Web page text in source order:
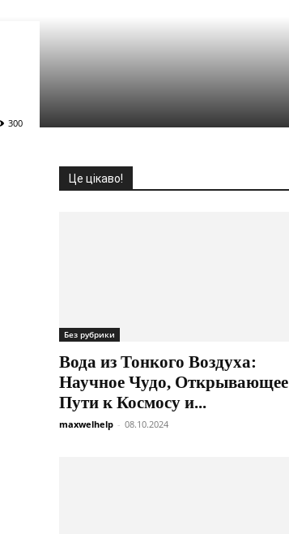
300
Це цікаво!
Без рубрики
Вода из Тонкого Воздуха:
Научное Чудо, Открывающее
Пути к Космосу и...
maxwelhelp - 08.10.2024